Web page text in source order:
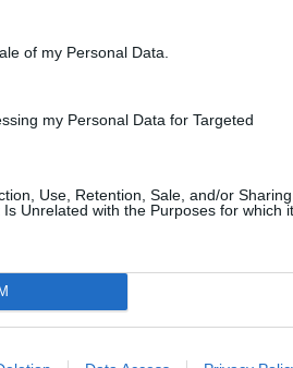
of my Personal Data.
my Personal Data for Targeted
Use, Retention, Sale, and/or Sharing
Unrelated with the Purposes for which it